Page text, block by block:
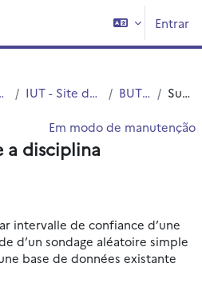
Entrar
(IUT) IUT - Site de Roubaix BUT STID Sumário
Em modo de manutenção
a disciplina
intervalle de confiance d’une
d’un sondage aléatoire simple
base de données existante